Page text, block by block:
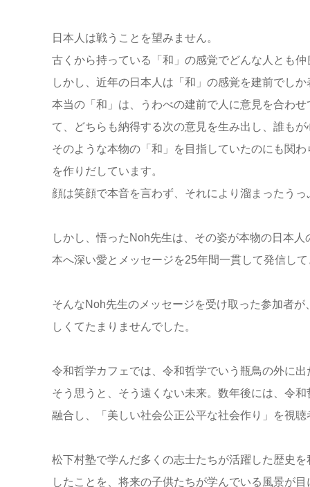
日本人は戦うことを望みません。
古くから持っている「和」の感覚でどんな人とも
しかし、近年の日本人は「和」の感覚を建前でし
本当の「和」は、うわべの建前で人に意見を合わ
て、どちらも納得する次の意見を生み出し、誰も
そのような本物の「和」を目指していたのにも関
を作りだしています。
顔は笑顔で本音を言わず、それにより溜まったう
しかし、悟ったNoh先生は、その姿が本物の日本
本へ深い愛とメッセージを25年間一貫して発信し
そんなNoh先生のメッセージを受け取った参加者
しくてたまりませんでした。
令和哲学カフェでは、令和哲学でいう瓶鳥の外に
そう思うと、そう遠くない未来。数年後には、令
融合し、「美しい社会公正公平な社会作り」を視
松下村塾で学んだ多くの志士たちが活躍した歴史
したことを、将来の子供たちが学んでいる風景が